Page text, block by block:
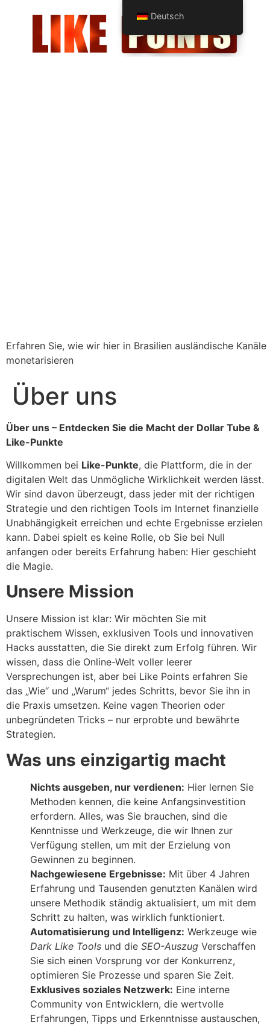
Erfahren Sie, wie wir hier in Brasilien ausländische Kanäle
monetarisieren
Über uns
Über uns – Entdecken Sie die Macht der Dollar Tube &
Like-Punkte
Willkommen bei Like-Punkte, die Plattform, die in der
digitalen Welt das Unmögliche Wirklichkeit werden lässt.
Wir sind davon überzeugt, dass jeder mit der richtigen
Strategie und den richtigen Tools im Internet finanzielle
Unabhängigkeit erreichen und echte Ergebnisse erzielen
kann. Dabei spielt es keine Rolle, ob Sie bei Null
anfangen oder bereits Erfahrung haben: Hier geschieht
die Magie.
Unsere Mission
Unsere Mission ist klar: Wir möchten Sie mit
praktischem Wissen, exklusiven Tools und innovativen
Hacks ausstatten, die Sie direkt zum Erfolg führen. Wir
wissen, dass die Online-Welt voller leerer
Versprechungen ist, aber bei Like Points erfahren Sie
das „Wie“ und „Warum“ jedes Schritts, bevor Sie ihn in
die Praxis umsetzen. Keine vagen Theorien oder
unbegründeten Tricks – nur erprobte und bewährte
Strategien.
Was uns einzigartig macht
Nichts ausgeben, nur verdienen: Hier lernen Sie
Methoden kennen, die keine Anfangsinvestition
erfordern. Alles, was Sie brauchen, sind die
Kenntnisse und Werkzeuge, die wir Ihnen zur
Verfügung stellen, um mit der Erzielung von
Gewinnen zu beginnen.
Nachgewiesene Ergebnisse: Mit über 4 Jahren
Erfahrung und Tausenden genutzten Kanälen wird
unsere Methodik ständig aktualisiert, um mit dem
Schritt zu halten, was wirklich funktioniert.
Automatisierung und Intelligenz: Werkzeuge wie
Dark Like Tools und die SEO-Auszug Verschaffen
Sie sich einen Vorsprung vor der Konkurrenz,
optimieren Sie Prozesse und sparen Sie Zeit.
Exklusives soziales Netzwerk: Eine interne
Community von Entwicklern, die wertvolle
Erfahrungen, Tipps und Erkenntnisse austauschen,
Deutsch